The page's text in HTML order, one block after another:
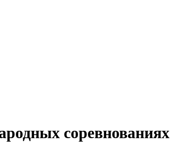
соревнованиях